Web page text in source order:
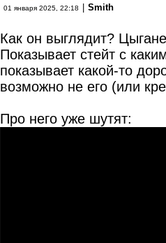
01 января 2025, 22:18 Smith
Как он выглядит?
Показывает стейт с
показывает какой-то
возможно не его (или
Про него уже шутят: